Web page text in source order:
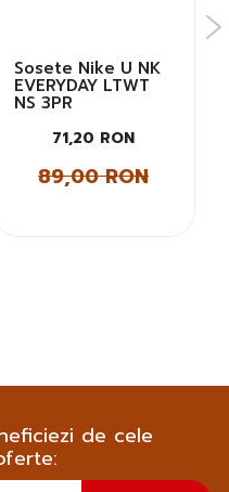
Sosete Nike U NK
EVERYDAY LTWT
NS 3PR
71,20 RON
89,00 RON
de cele